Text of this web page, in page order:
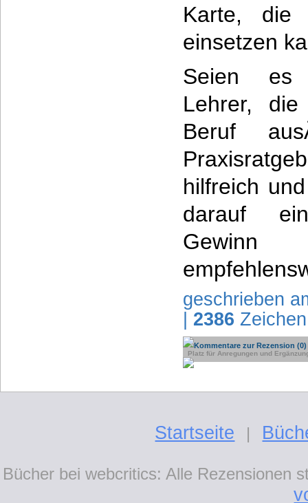
Karte, die
einsetzen
Seien es
Lehrer,
Beruf
hilfreich
darauf
geschrieben
2386 Zeichen
Kommentare zur Rezension (0)
Platz für Anregungen und
Startseite |
Bücher bei webcritics: Alle Rezensionen